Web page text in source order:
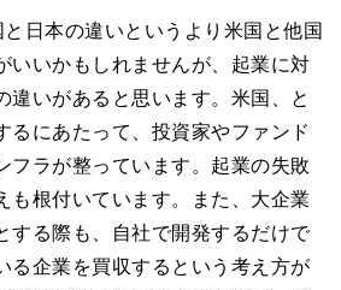
日本の違いというより米国と他国
いいかもしれませんが、起業に対
違いがあると思います。米国、と
るにあたって、投資家やファンド
フラが整っています。起業の失敗
も根付いています。また、大企業
する際も、自社で開発するだけで
る企業を買収するという考え方が